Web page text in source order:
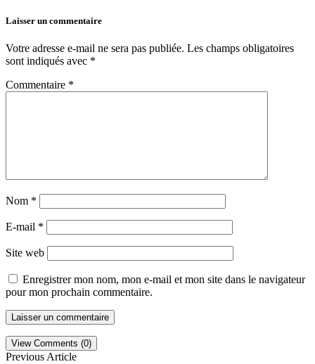
Laisser un commentaire
Votre adresse e-mail ne sera pas publiée. Les champs obligatoires
sont indiqués avec *
Commentaire *
Nom *
E-mail *
Site web
Enregistrer mon nom, mon e-mail et mon site dans le navigateur
pour mon prochain commentaire.
View Comments (0)
Previous Article